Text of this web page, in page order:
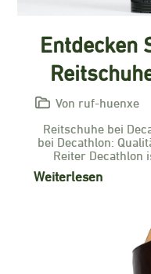
Entdecken
Von ruf-huenxe
Reitschuhe bei
bei Decathlon:
Reiter Decathlon
Weiterlesen